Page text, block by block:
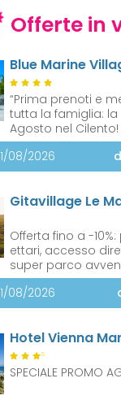
r
e
t
)
Offerte in
Blue Marine
“Prima prenoti e
tutta la famiglia:
Agosto nel Cilento!
08/2026
Gitavillage Le
Offerta fino a -
ettari, accesso
super parco
08/2026
Hotel Vienna
S
SPECIALE PROMO